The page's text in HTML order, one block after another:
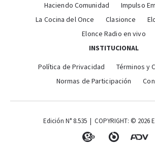
Haciendo Comunidad
Impulso
La Cocina del Once
Clasionce
Elonce Radio en vivo
INSTITUCIONAL
Política de Privacidad
Términos y
Normas de Participación
Edición N° 8.535 | COPYRIGHT: © 2026